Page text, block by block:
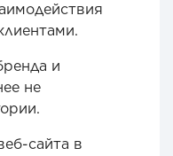
и
не
сайта в